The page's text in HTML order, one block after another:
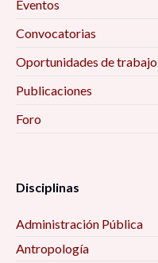
Eventos
Convocatorias
Oportunidades de trabajo
Publicaciones
Foro
Disciplinas
Administración Pública
Antropología